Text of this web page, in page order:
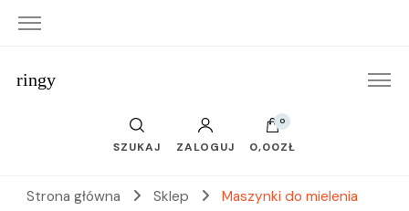
ringy
SZUKAJ ZALOGUJ
0
0,00ZŁ
Strona główna Sklep Maszynki do mielenia